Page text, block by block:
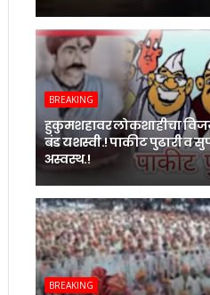
BREAKING
हुकुमशहावर लोकशाहीचा
बंड यशस्वी.! पाकीट पुढारी व
अस्वस्थ.!
BREAKING